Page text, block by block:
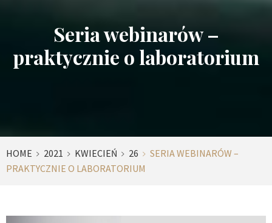
Seria webinarów –
praktycznie o laboratorium
HOME 2021 KWIECIEŃ 26
SERIA WEBINARÓW –
PRAKTYCZNIE O LABORATORIUM